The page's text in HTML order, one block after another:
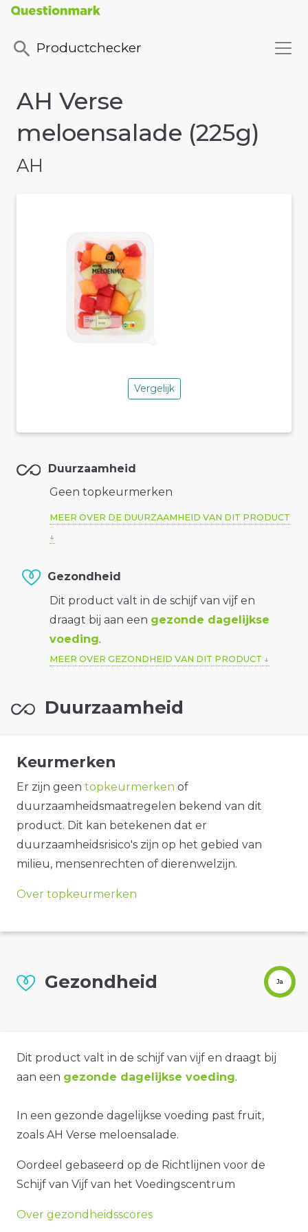
Productchecker
AH Verse
meloensalade (225g)
AH
Vergelijk
Duurzaamheid
Geen topkeurmerken
MEER OVER DE DUURZAAMHEID VAN DIT PRODUCT
Gezondheid
Dit product valt in de schijf van vijf en
draagt bij aan een gezonde dagelijkse
voeding.
MEER OVER GEZONDHEID VAN DIT PRODUCT
Duurzaamheid
Keurmerken
Er zijn geen topkeurmerken of
duurzaamheidsmaatregelen bekend van dit
product. Dit kan betekenen dat er
duurzaamheidsrisico's zijn op het gebied van
milieu, mensenrechten of dierenwelzijn.
Over topkeurmerken
Gezondheid Ja
Dit product valt in de schijf van vijf en draagt bij
aan een gezonde dagelijkse voeding.
In een gezonde dagelijkse voeding past fruit,
zoals AH Verse meloensalade.
Oordeel gebaseerd op de Richtlijnen voor de
Schijf van Vijf van het Voedingscentrum
Over gezondheidsscores